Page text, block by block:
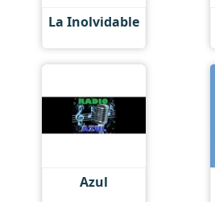
La Inolvidable
Azul